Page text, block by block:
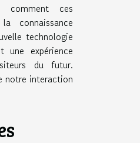
comment ces
connaissance
technologie
une expérience
du futur.
notre interaction